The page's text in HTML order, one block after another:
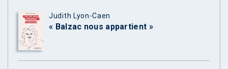
Judith Lyon-Caen
« Balzac nous appartient »